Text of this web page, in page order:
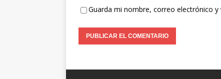
Guarda mi nombre, correo electrónico